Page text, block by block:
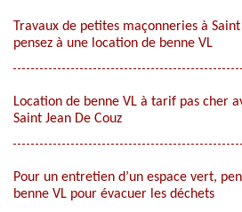
Travaux de petites maçonneries à Saint
pensez à une location de benne VL
Location de benne VL à tarif pas cher
Saint Jean De Couz
Pour un entretien d’un espace vert,
benne VL pour évacuer les déchets